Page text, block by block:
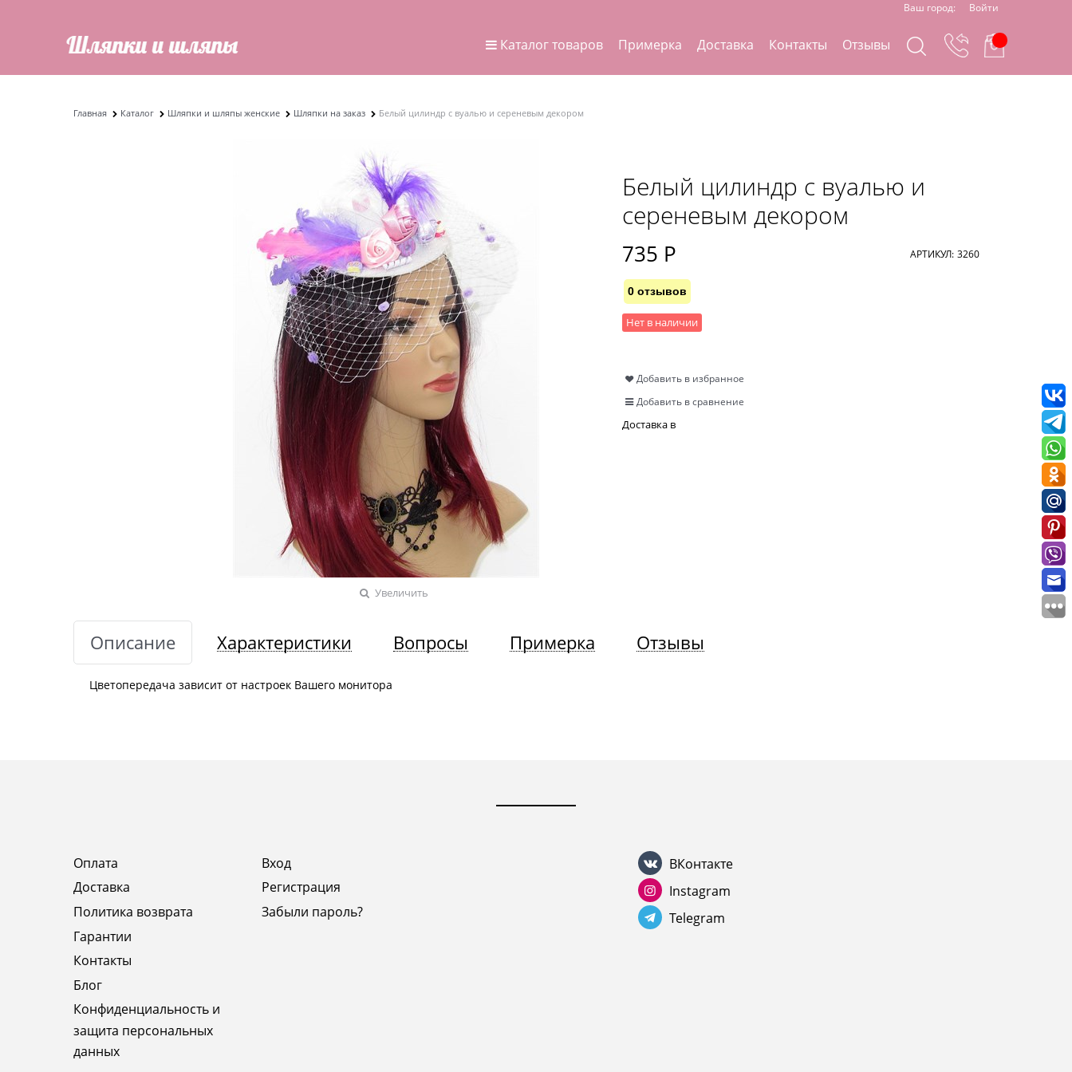
Ваш город: Войти
Каталог товаров Примерка Доставка Контакты Отзывы
Главная Каталог Шляпки и шляпы женские Шляпки на заказ Белый цилиндр с вуалью и сереневым декором
Увеличить
Белый цилиндр с вуалью и
сереневым декором
735 Р АРТИКУЛ: 3260
0 отзывов
Нет в наличии
Добавить в избранное
Добавить в сравнение
Доставка в
Описание Характеристики Вопросы Примерка Отзывы
Цветопередача зависит от настроек Вашего монитора
Оплата
Доставка
Политика возврата
Гарантии
Контакты
Блог
Конфиденциальность и
защита персональных
данных
Вход
Регистрация
Забыли пароль?
ВКонтакте
Instagram
Telegram